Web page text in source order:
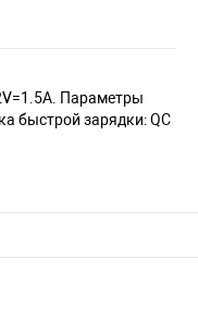
Параметры
быстрой зарядки: QC